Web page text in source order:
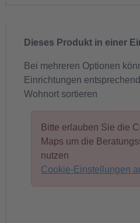
Dieses Produkt in einer
Bei mehreren Optionen
Einrichtungen
Wohnort sortieren
Bitte erlauben Sie die
Maps um die
nutzen
Cookie-Einstellungen